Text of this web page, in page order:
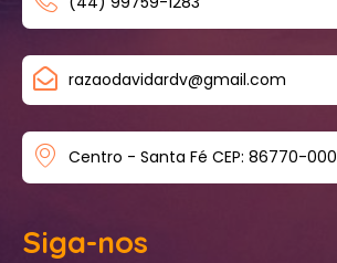
razaodavidardv@gmail.com
Centro - Santa Fé CEP: 86770-000
Siga-nos